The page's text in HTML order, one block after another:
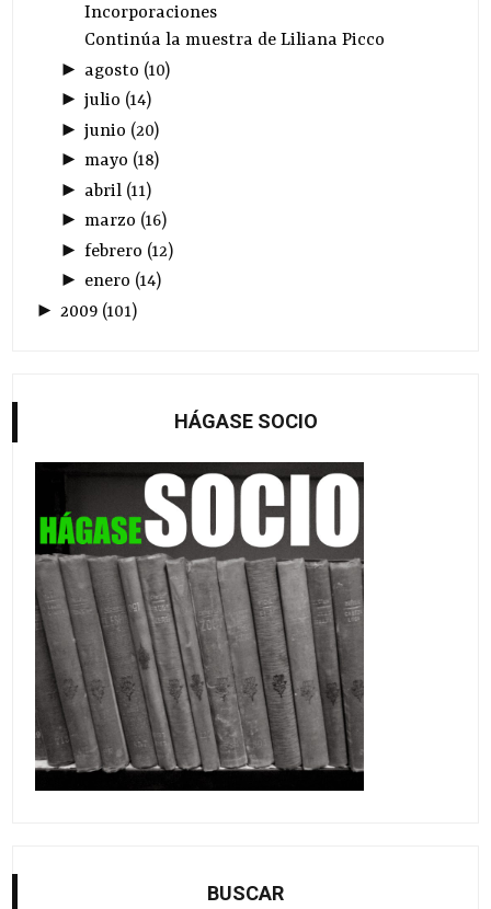
Incorporaciones
Continúa la muestra de Liliana Picco
► agosto (10)
► julio (14)
► junio (20)
► mayo (18)
► abril(11)
► marzo (16)
► febrero (12)
► enero (14)
► 2009 (101)
HÁGASE SOCIO
BUSCAR